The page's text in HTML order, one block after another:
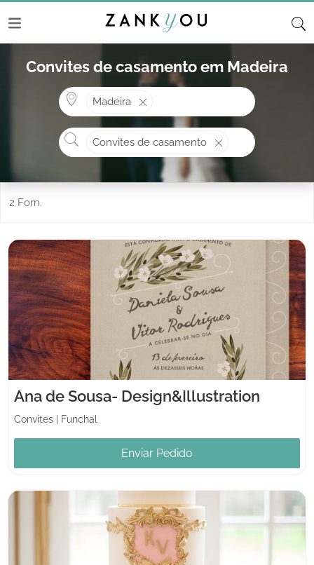
Convites de casamento em Madeira
Madeira
O que procura?
Convites de casamento
2 Forn.
Ana de Sousa- Design&Illustration
Convites Funchal
Enviar Pedido